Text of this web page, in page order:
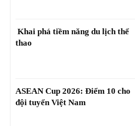
Khai phá tiềm năng du lịch thể
thao
ASEAN Cup 2026: Điểm 10 cho
đội tuyển Việt Nam